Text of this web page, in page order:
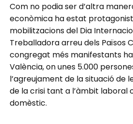
Com no podia ser d’altra
econòmica ha estat
mobilitzacions del Dia
Treballadora arreu dels Països
congregat més manifestants
València, on unes 5.000
l’agreujament de la situació de
de la crisi tant a l’àmbit laboral
domèstic.